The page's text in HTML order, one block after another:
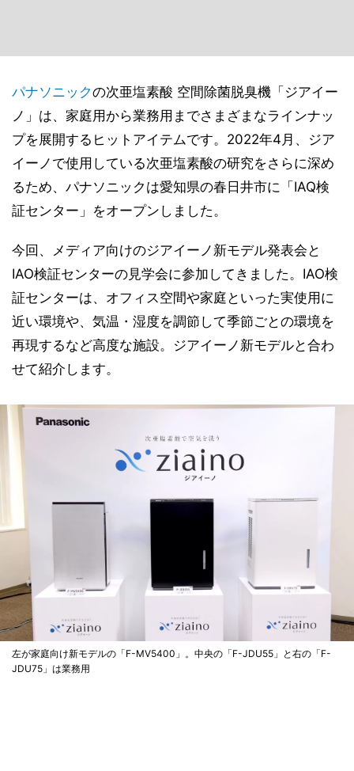
パナソニックの次亜塩素酸 空間除菌脱臭機「ジアイー
ノ」は、家庭用から業務用までさまざまなラインナッ
プを展開するヒットアイテムです。2022年4月、ジア
イーノで使用している次亜塩素酸の研究をさらに深め
るため、パナソニックは愛知県の春日井市に「IAQ検
証センター」をオープンしました。
今回、メディア向けのジアイーノ新モデル発表会と
IAO検証センターの見学会に参加してきました。IAO検
証センターは、オフィス空間や家庭といった実使用に
近い環境や、気温・湿度を調節して季節ごとの環境を
再現するなど高度な施設。ジアイーノ新モデルと合わ
せて紹介します。
左が家庭向け新モデルの「F-MV5400」。中央の「F-JDU55」と右の「F-
JDU75」は業務用